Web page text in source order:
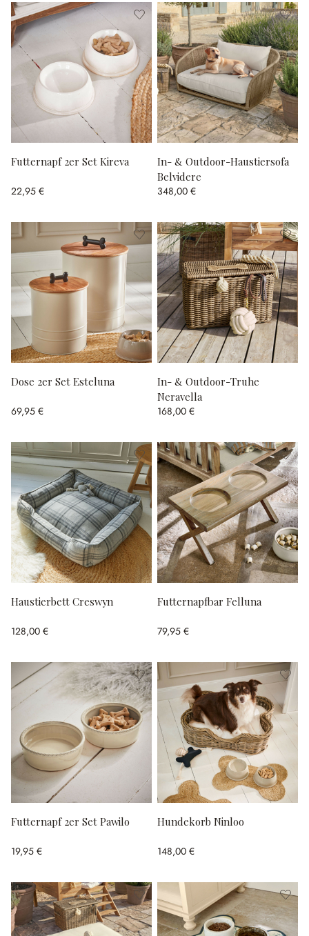
Futternapf 2er Set Kireva
22,95 €
In- & Outdoor-Haustiersofa
Belvidere
348,00 €
Dose 2er Set Esteluna
69,95 €
In- & Outdoor-Truhe
Neravella
168,00 €
Haustierbett Creswyn
128,00 €
Futternapfbar Felluna
79,95 €
Futternapf 2er Set Pawilo
19,95 €
Hundekorb Ninloo
148,00 €